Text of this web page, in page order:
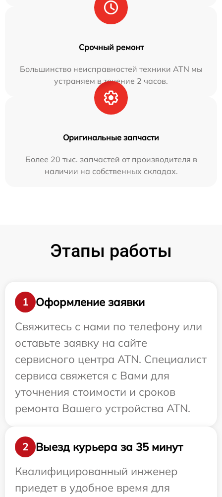
Срочный ремонт
Большинство неисправностей техники ATN мы
устраняем в течение 2 часов.
Оригинальные запчасти
Более 20 тыс. запчастей от производителя в
наличии на собственных складах.
Этапы работы
1
Оформление заявки
Свяжитесь с нами по телефону или
оставьте заявку на сайте
сервисного центра ATN. Специалист
сервиса свяжется с Вами для
уточнения стоимости и сроков
ремонта Вашего устройства ATN.
2
Выезд курьера за 35 минут
Квалифицированный инженер
приедет в удобное время для